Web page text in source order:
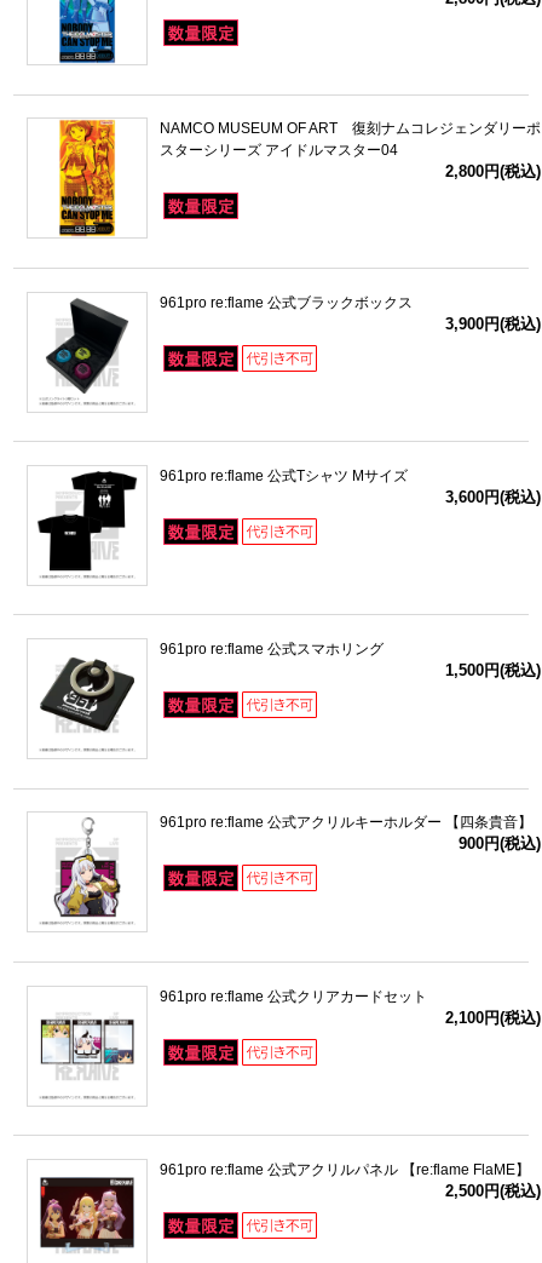
NAMCO MUSEUM OF ART 復刻ナムコレジェンダリーポ
スターシリーズ アイドルマスター04
2,800円(税込)
961pro re:flame 公式ブラックボックス
3,900円(税込)
961pro re:flame 公式Tシャツ Mサイズ
3,600円(税込)
961pro re:flame 公式スマホリング
1,500円(税込)
961pro re:flame 公式アクリルキーホルダー 【四条貴音】
900円(税込)
961pro re:flame 公式クリアカードセット
2,100円(税込)
961pro re:flame 公式アクリルパネル 【re:flame FlaME】
2,500円(税込)